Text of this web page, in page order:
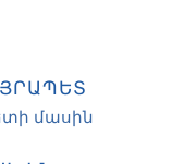
մասին